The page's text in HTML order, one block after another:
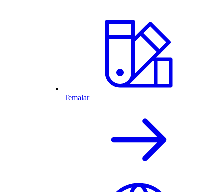
Temalar